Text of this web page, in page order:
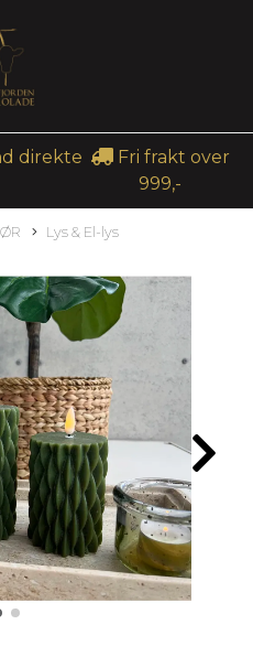
direkte
Fri frakt over
999,-
Lys & El-lys